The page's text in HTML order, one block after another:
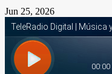
Jun 25, 2026